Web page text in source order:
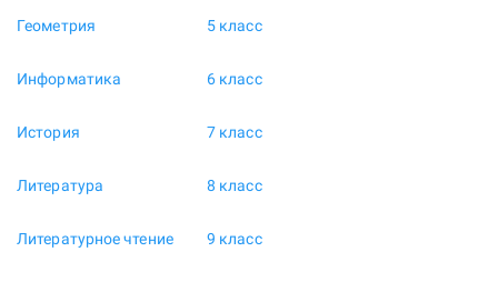
Геометрия
Информатика
История
Литература
Литературное чтение
5 класс
6 класс
7 класс
8 класс
9 класс